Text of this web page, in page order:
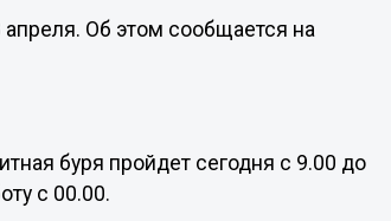
Об этом сообщается на
буря пройдет сегодня с 9.00 до
с 00.00.